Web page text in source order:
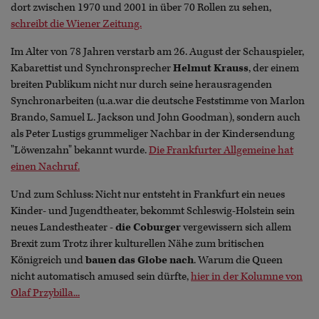
dort zwischen 1970 und 2001 in über 70 Rollen zu sehen,
schreibt die Wiener Zeitung.
Im Alter von 78 Jahren verstarb am 26. August der Schauspieler,
Kabarettist und SynchronsprecherHelmut Krauss, der einem
breiten Publikum nicht nur durch seine herausragenden
Synchronarbeiten (u.a.war die deutsche Feststimme von Marlon
Brando, Samuel L. Jackson und John Goodman), sondern auch
als Peter Lustigs grummeliger Nachbar in der Kindersendung
"Löwenzahn" bekannt wurde.Die Frankfurter Allgemeine hat
einen Nachruf.
Und zum Schluss: Nicht nur entsteht in Frankfurt ein neues
Kinder- und Jugendtheater, bekommt Schleswig-Holstein sein
neues Landestheater -die Coburgervergewissern sich allem
Brexit zum Trotz ihrer kulturellen Nähe zum britischen
Königreich undbauen das Globe nach. Warum die Queen
nicht automatisch amused sein dürfte,hier in der Kolumne von
Olaf Przybilla...